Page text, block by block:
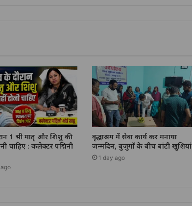
1 भी मातृ और शिशु की
चाहिए : कलेक्टर पद्मिनी
वृद्धाश्रम में सेवा कार्य कर मनाया
जन्मदिन, बुजुर्गों के बीच बांटी खुशियां
1 day ago